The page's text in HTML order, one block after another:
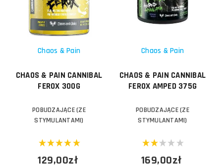
Chaos & Pain
CHAOS & PAIN CANNIBAL
FEROX 300G
POBUDZAJĄCE (ZE
STYMULANTAMI)
129,00zł
Chaos & Pain
CHAOS & PAIN CANNIBAL
FEROX AMPED 375G
POBUDZAJĄCE (ZE
STYMULANTAMI)
169,00zł